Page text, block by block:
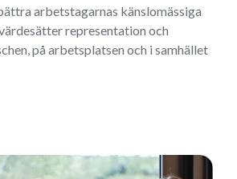
arbetstagarnas känslomässiga
representation och
på arbetsplatsen och i samhället